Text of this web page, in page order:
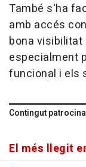
També s'ha
amb accés
bona visibilitat
especialment
funcional i els
Contingut
El més llegit